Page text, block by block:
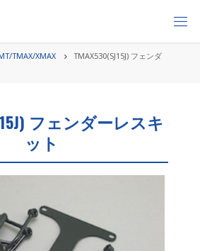
TMAX/XMAX
TMAX530(SJ15J) フェンダ
フェンダーレスキ
ット